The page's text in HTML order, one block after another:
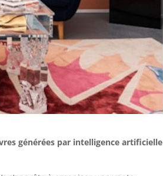
générées par intelligence artificielle